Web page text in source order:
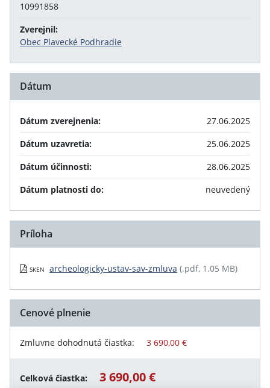
10991858
Zverejnil:
Obec Plavecké Podhradie
Dátum
Dátum zverejnenia:
27.06.2025
Dátum uzavretia:
25.06.2025
Dátum účinnosti:
28.06.2025
Dátum platnosti do:
neuvedený
Príloha
SKEN archeologicky-ustav-sav-zmluva (.pdf, 1.05 MB)
Cenové plnenie
Zmluvne dohodnutá čiastka: 3 690,00 €
Celková čiastka: 3 690,00 €